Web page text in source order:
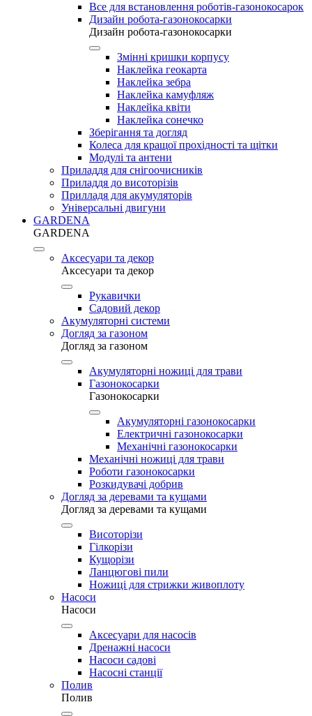
Все для встановлення роботів-газонокосарок
Дизайн робота-газонокосарки
Дизайн робота-газонокосарки
Змінні кришки корпусу
Наклейка геокарта
Наклейка зебра
Наклейка камуфляж
Наклейка квіти
Наклейка сонечко
Зберігання та догляд
Колеса для кращої прохідності та щітки
Модулі та антени
Приладдя для снігоочисників
Приладдя до висоторізів
Прилладя для акумуляторів
Універсальні двигуни
GARDENA
GARDENA
Аксесуари та декор
Аксесуари та декор
Рукавички
Садовий декор
Акумуляторні системи
Догляд за газоном
Догляд за газоном
Акумуляторні ножиці для трави
Газонокосарки
Газонокосарки
Акумуляторні газонокосарки
Електричні газонокосарки
Механічні газонокосарки
Механічні ножиці для трави
Роботи газонокосарки
Розкидувачі добрив
Догляд за деревами та кущами
Догляд за деревами та кущами
Висоторізи
Гілкорізи
Кущорізи
Ланцюгові пили
Ножиці для стрижки живоплоту
Насоси
Насоси
Аксесуари для насосів
Дренажні насоси
Насоси садові
Насосні станції
Полив
Полив